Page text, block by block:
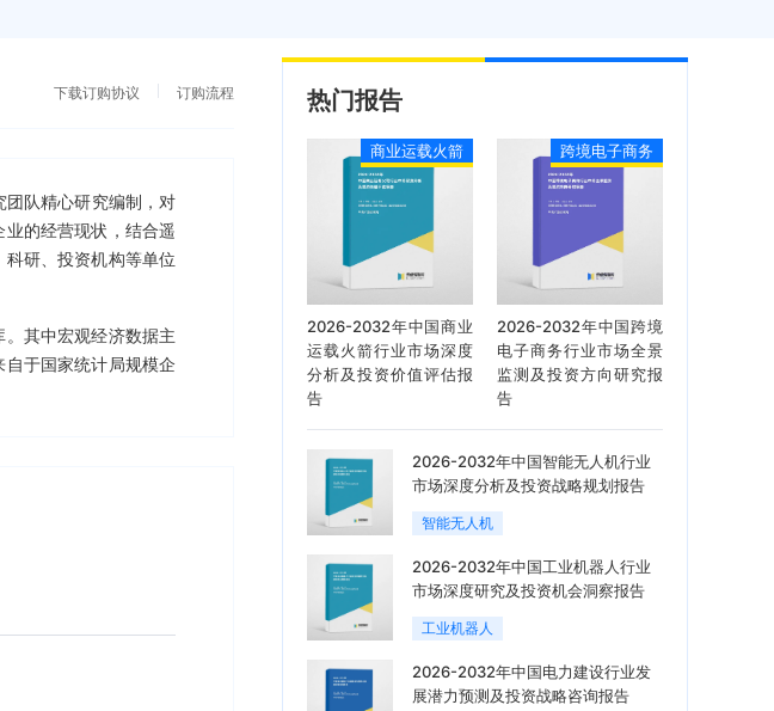
下载订购协议 订购流程
团队精心研究编制，对
的经营现状，结合遥
研、投资机构等单位
其中宏观经济数据主
于国家统计局规模企
热门报告
商业运载火箭
2026-2032年中国商业
运载火箭行业市场深度
分析及投资价值评估报
告
跨境电子商务
2026-2032年中国跨境
电子商务行业市场全景
监测及投资方向研究报
告
2026-2032年中国智能无人机行业
市场深度分析及投资战略规划报告
智能无人机
2026-2032年中国工业机器人行业
市场深度研究及投资机会洞察报告
工业机器人
2026-2032年中国电力建设行业发
展潜力预测及投资战略咨询报告